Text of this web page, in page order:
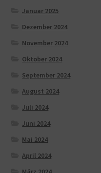
Januar 2025
Dezember 2024
November 2024
Oktober 2024
September 2024
August 2024
Juli 2024
Juni 2024
Mai 2024
April 2024